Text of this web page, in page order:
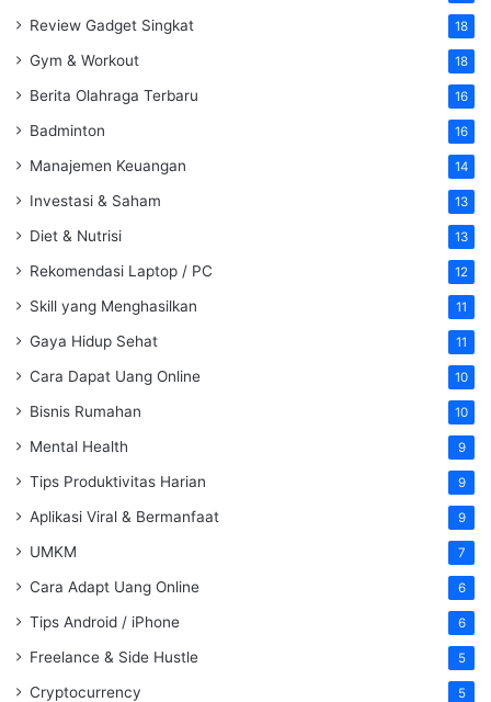
Review Gadget Singkat 18
Gym & Workout 18
Berita Olahraga Terbaru 16
Badminton 16
Manajemen Keuangan 14
Investasi & Saham 13
Diet & Nutrisi 13
Rekomendasi Laptop / PC 12
Skill yang Menghasilkan 11
Gaya Hidup Sehat 11
Cara Dapat Uang Online 10
Bisnis Rumahan 10
Mental Health 9
Tips Produktivitas Harian 9
Aplikasi Viral & Bermanfaat 9
UMKM 7
Cara Adapt Uang Online 6
Tips Android / iPhone 6
Freelance & Side Hustle 5
Cryptocurrency 5